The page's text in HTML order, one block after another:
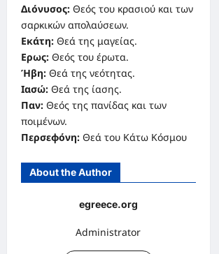
Διόνυσος: Θεός του κρασιού και των
σαρκικών απολαύσεων.
Εκάτη: Θεά της μαγείας.
Ερως: Θεός του έρωτα.
Ήβη: Θεά της νεότητας.
Ιασώ: Θεά της ίασης.
Παν: Θεός της πανίδας και των
ποιμένων.
Περσεφόνη: Θεά του Κάτω Κόσμου
About the Author
egreece.org
Administrator